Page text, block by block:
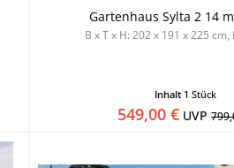
Gartenhaus Sylta 2 14
B x T x H: 202 x 191 x 225
Inhalt 1 Stück
549,00 € UVP